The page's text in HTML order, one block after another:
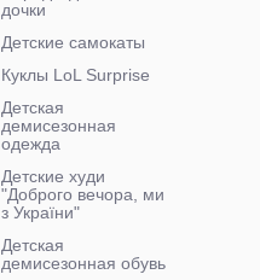
дочки
Детские самокаты
Куклы LoL Surprise
Детская
демисезонная
одежда
Детские худи
"Доброго вечора, ми
з України"
Детская
демисезонная обувь